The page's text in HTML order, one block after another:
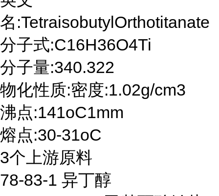
名:TetraisobutylOrthotitanate
分子式:C16H36O4Ti
分子量:340.322
物化性质:密度:1.02g/cm3
沸点:141oC1mm
熔点:30-31oC
3个上游原料
78-83-1 异丁醇